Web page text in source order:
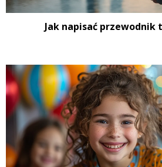
Jak napisać przewodnik